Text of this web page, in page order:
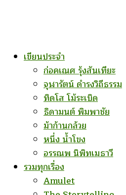
เขียนประจำ
ก่อคเณศ รุ้งสันเทียะ
จุฬารัตน์ ดำรงวิถีธรรม
ทิดโส โม้ระเบิด
ธิดามนต์ พิมพาชัย
ม้าก้านกล้วย
หนึ่ง น้ำโขง
อรรณพ นิพิทเมธาวี
รวมทุกเรื่อง
Amulet